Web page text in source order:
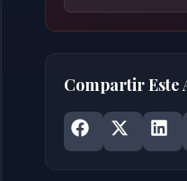
Compartir Este
Share onShare onX